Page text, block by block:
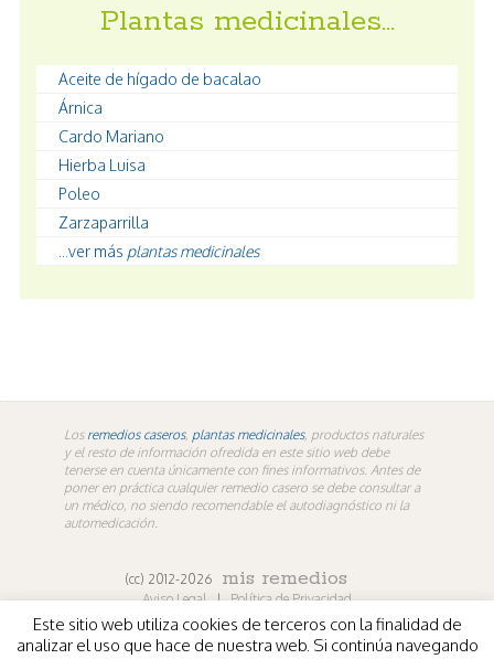
Plantas medicinales…
Aceite de hígado de bacalao
Árnica
Cardo Mariano
Hierba Luisa
Poleo
Zarzaparrilla
...ver más plantas medicinales
Los remedios caseros, plantas medicinales, productos naturales
y el resto de información ofredida en este sitio web debe
tenerse en cuenta únicamente con fines informativos. Antes de
poner en práctica cualquier remedio casero se debe consultar a
un médico, no siendo recomendable el autodiagnóstico ni la
automedicación.
(cc) 2012-2026 mis remedios
Aviso Legal | Política de Privacidad
En los contenidos propios de misremedios. En vídeos y
Este sitio web utiliza cookies de terceros con la finalidad de
analizar el uso que hace de nuestra web. Si continúa navegando